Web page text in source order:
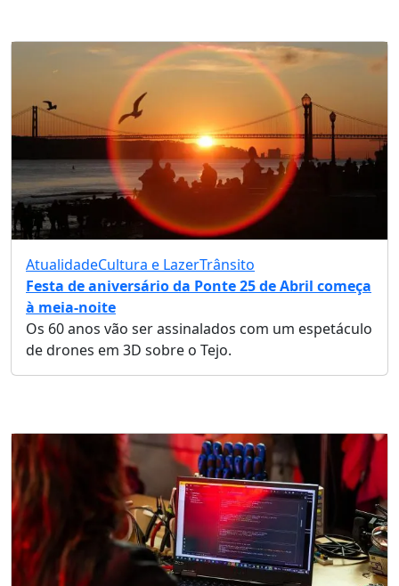
AtualidadeCultura e LazerTrânsito
Festa de aniversário da Ponte 25 de Abril começa
à meia-noite
Os 60 anos vão ser assinalados com um espetáculo
de drones em 3D sobre o Tejo.